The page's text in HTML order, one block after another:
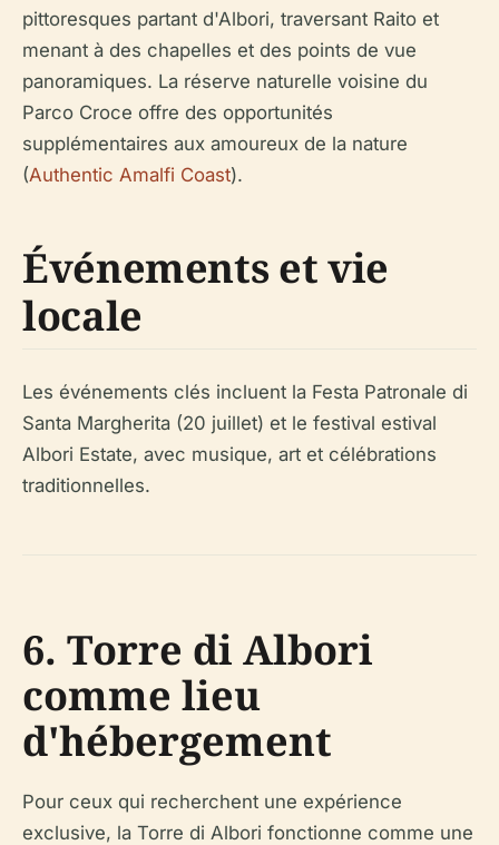
pittoresques partant d'Albori, traversant Raito et
menant à des chapelles et des points de vue
panoramiques. La réserve naturelle voisine du
Parco Croce offre des opportunités
supplémentaires aux amoureux de la nature
(Authentic Amalfi Coast).
Événements et vie
locale
Les événements clés incluent la Festa Patronale di
Santa Margherita (20 juillet) et le festival estival
Albori Estate, avec musique, art et célébrations
traditionnelles.
6. Torre di Albori
comme lieu
d'hébergement
Pour ceux qui recherchent une expérience
exclusive, la Torre di Albori fonctionne comme une